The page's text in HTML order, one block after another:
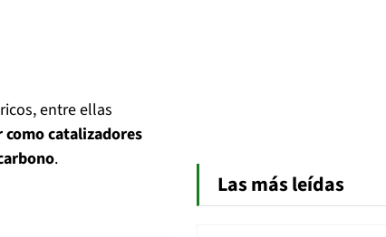
entre ellas
catalizadores
.
Las más leídas